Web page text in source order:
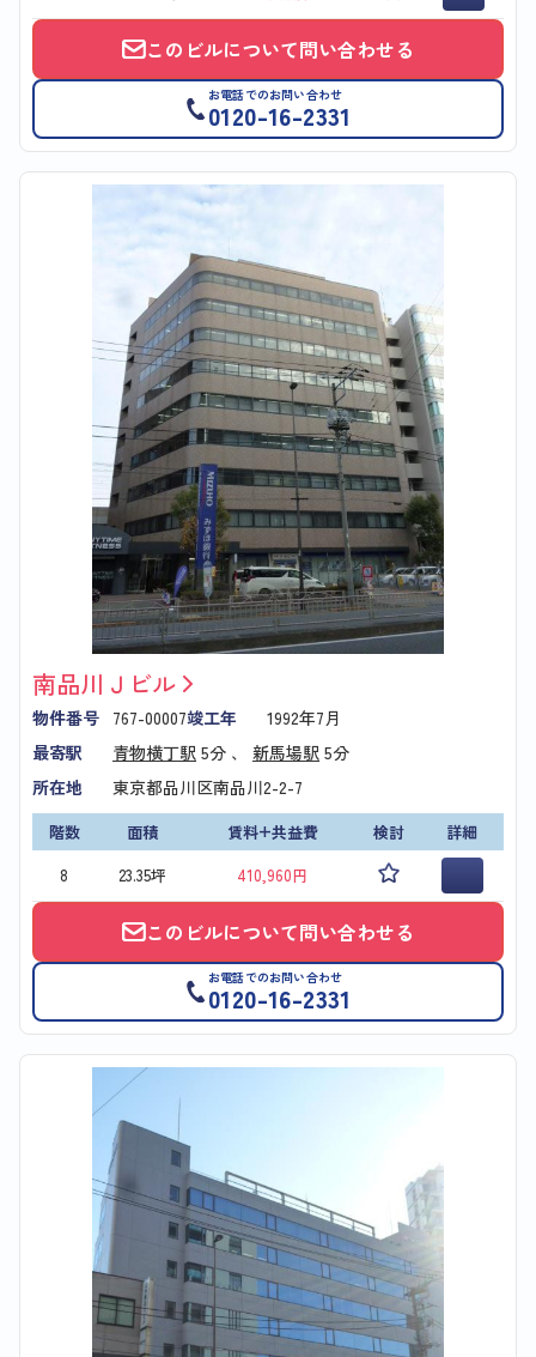
このビルについて問い合わせる
お電話でのお問い合わせ
0120-16-2331
南品川Ｊビル
物件番号 767-00007竣工年
1992年7月
最寄駅
青物横丁駅 5分 、 新馬場駅 5分
所在地
東京都品川区南品川2-2-7
階数 面積 賃料+共益費 検討
詳細
8
23.35坪 410,960円
このビルについて問い合わせる
お電話でのお問い合わせ
0120-16-2331